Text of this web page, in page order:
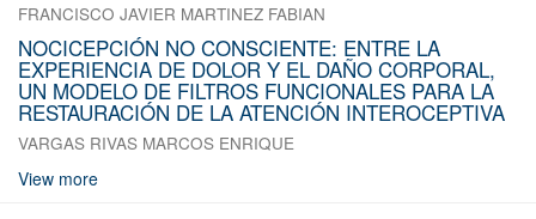
FRANCISCO JAVIER MARTINEZ FABIAN
NOCICEPCIÓN NO CONSCIENTE: ENTRE LA
EXPERIENCIA DE DOLOR Y EL DAÑO CORPORAL,
UN MODELO DE FILTROS FUNCIONALES PARA LA
RESTAURACIÓN DE LA ATENCIÓN INTEROCEPTIVA
VARGAS RIVAS MARCOS ENRIQUE
View more